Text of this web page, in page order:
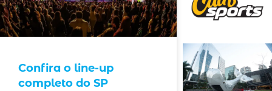
Confira o line-up
completo do SP